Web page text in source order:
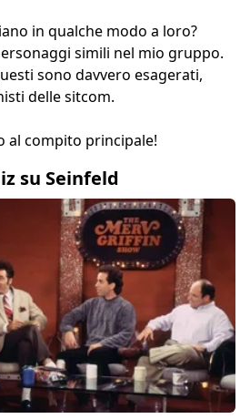
in qualche modo a loro?
simili nel mio gruppo.
sono davvero esagerati,
delle sitcom.
al compito principale!
su Seinfeld